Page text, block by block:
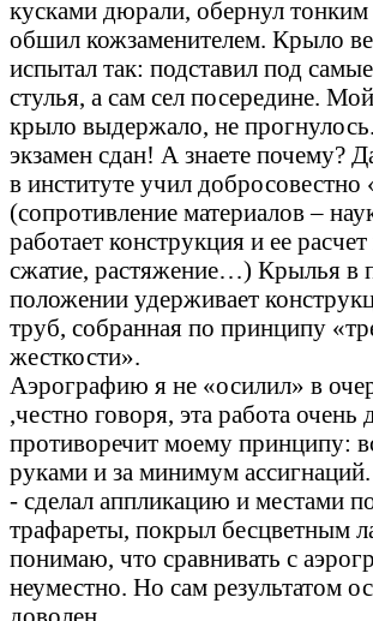
кусками дюрали, обернул
обшил кожзаменителем. Крыло
испытал так: подставил под
стулья, а сам сел посередине.
крыло выдержало, не
экзамен сдан! А знаете почему?
в институте учил добросовестно
(сопротивление материалов –
работает конструкция и ее
сжатие, растяжение…) Крылья в
положении удерживает
труб, собранная по принципу
жесткости».
Аэрографию я не «осилил» в
,честно говоря, эта работа очень
противоречит моему принципу:
руками и за минимум
- сделал аппликацию и местами
трафареты, покрыл бесцветным
понимаю, что сравнивать с
неуместно. Но сам результатом